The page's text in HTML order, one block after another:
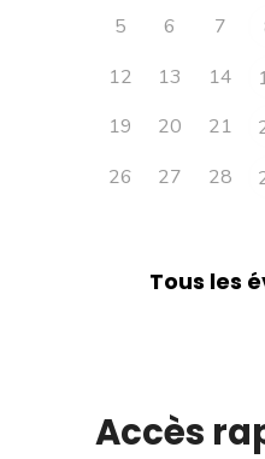
5
6 7
12
13 14
19
20 21
26
27 28
Tous les
Accès